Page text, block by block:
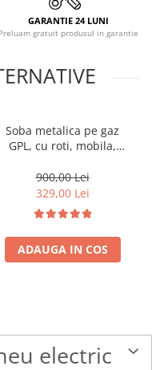
GARANTIE 24 LUNI
Preluam gratuit produsul in garantie
Soba metalica pe gaz
GPL, cu roti, mobila,
putere, negru
900,00 Lei
329,00 Lei
ADAUGA IN COS
electric